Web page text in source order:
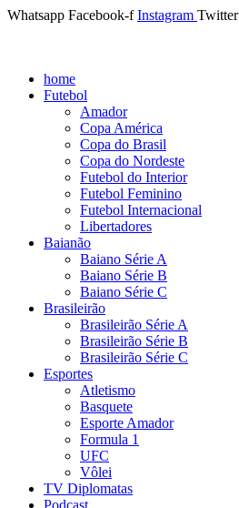
Whatsapp Facebook-f Instagram Twitter
home
Futebol
Amador
Copa América
Copa do Brasil
Copa do Nordeste
Futebol do Interior
Futebol Feminino
Futebol Internacional
Libertadores
Baianão
Baiano Série A
Baiano Série B
Baiano Série C
Brasileirão
Brasileirão Série A
Brasileirão Série B
Brasileirão Série C
Esportes
Atletismo
Basquete
Esporte Amador
Formula 1
UFC
Vôlei
TV Diplomatas
Podcast